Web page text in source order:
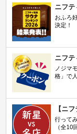
ニフ
おふろ
決定！
ニフ
ノジマ
格」で
【ニ
行って
（全10